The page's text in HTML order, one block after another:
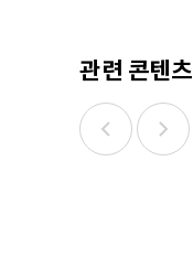
관련 콘텐츠